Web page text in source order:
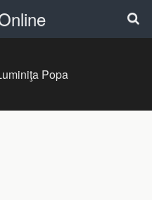
Popa